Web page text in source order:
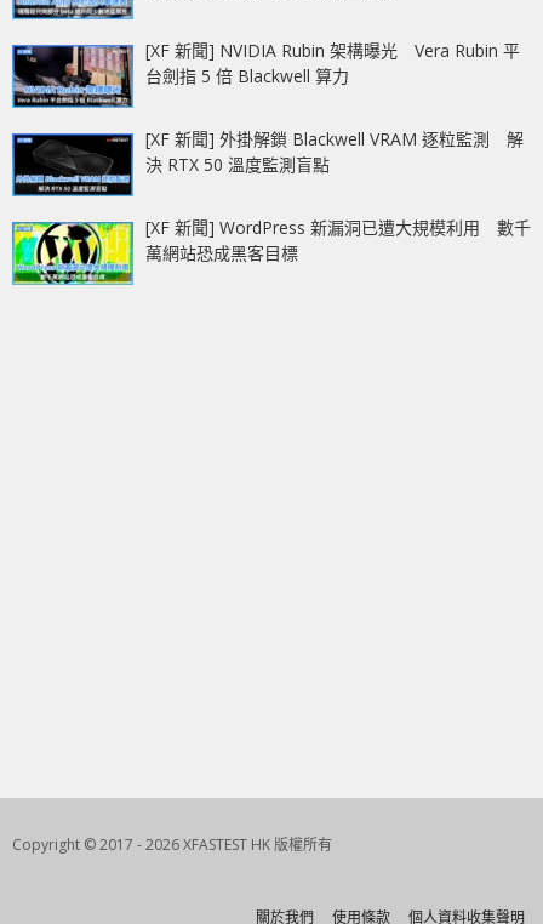
[XF 新聞] NVIDIA Rubin 架構曝光 Vera Rubin 平
台劍指 5 倍 Blackwell 算力
[XF 新聞] 外掛解鎖 Blackwell VRAM 逐粒監測 解
決 RTX 50 溫度監測盲點
[XF 新聞] WordPress 新漏洞已遭大規模利用 數千
萬網站恐成黑客目標
Copyright © 2017 - 2026 XFASTEST HK 版權所有
關於我們 使用條款 個人資料收集聲明